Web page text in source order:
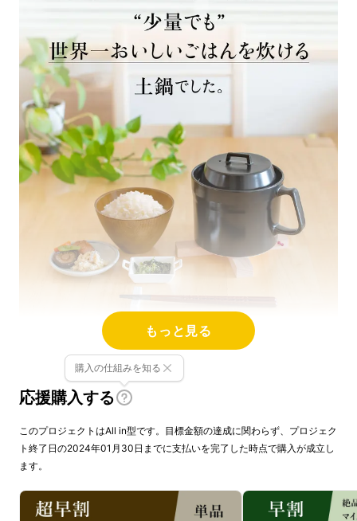
もっと見る
応援購入する
購入の仕組みを知る
このプロジェクトはAll in型です。目標金額の達成に関わらず、プロジェク
ト終了日の2024年01月30日までに支払いを完了した時点で購入が成立し
ます。